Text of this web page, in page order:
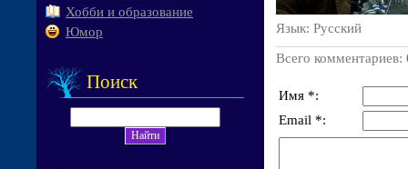
Хобби и образование
Юмор
Поиск
Язык: Русский
Всего комментариев:
Имя *:
Email *: